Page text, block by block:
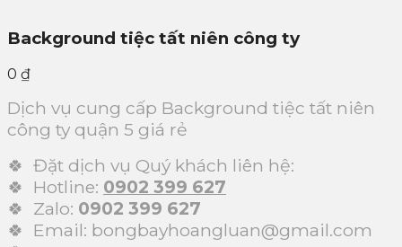
Background tiệc tất niên công ty
0 ₫
Dịch vụ cung cấp Background tiệc tất niên
công ty quận 5 giá rẻ
🍀 Đặt dịch vụ Quý khách liên hệ:
🍀 Hotline: 0902 399 627
🍀 Zalo: 0902 399 627
🍀 Email: bongbayhoangluan@gmail.com